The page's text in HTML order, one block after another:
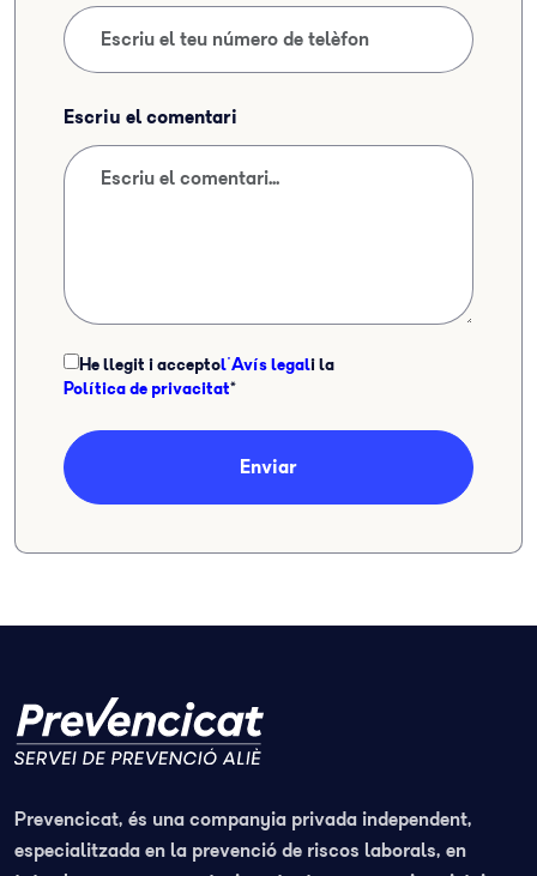
Escriu el comentari
He llegit i acceptol'Avís legali la
Política de privacitat*
Enviar
Prevencicat, és una companyia privada independent,
especialitzada en la prevenció de riscos laborals, en